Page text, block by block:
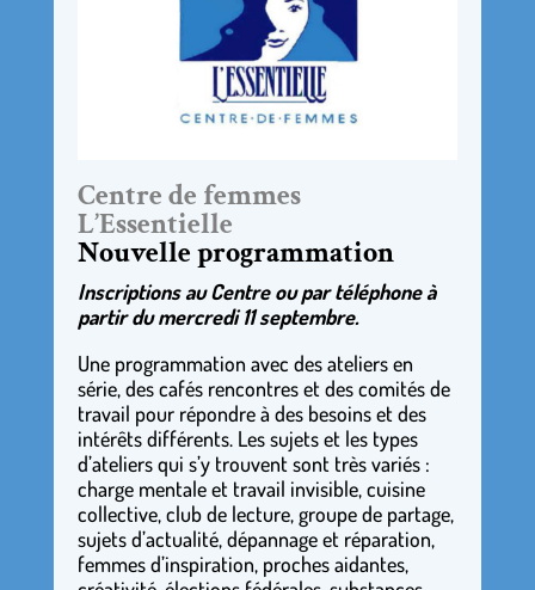
Centre de femmes
L’Essentielle
Nouvelle programmation
Inscriptions au Centre ou par téléphone à
partir du mercredi 11 septembre.
Une programmation avec des ateliers en
série, des cafés rencontres et des comités de
travail pour répondre à des besoins et des
intérêts différents. Les sujets et les types
d’ateliers qui s’y trouvent sont très variés :
charge mentale et travail invisible, cuisine
collective, club de lecture, groupe de partage,
sujets d’actualité, dépannage et réparation,
femmes d’inspiration, proches aidantes,